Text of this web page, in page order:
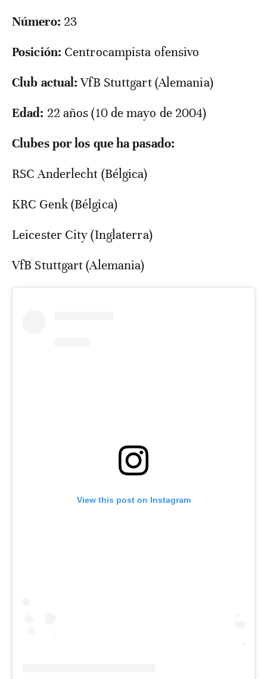
Número: 23
Posición: Centrocampista ofensivo
Club actual:VfB Stuttgart (Alemania)
Edad: 22 años (10 de mayo de 2004)
Clubes por los que ha pasado:
RSC Anderlecht (Bélgica)
KRC Genk (Bélgica)
Leicester City (Inglaterra)
VfB Stuttgart (Alemania)
View this post on Instagram